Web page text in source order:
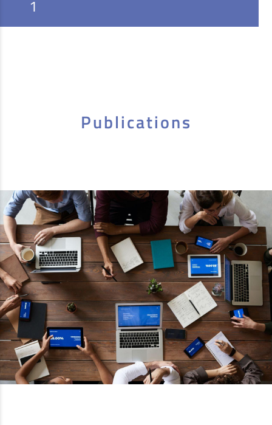
1
Publications